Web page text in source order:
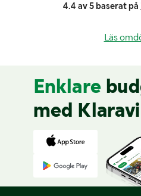
4.4 av 5 baserat på
Läs
Enklare
med